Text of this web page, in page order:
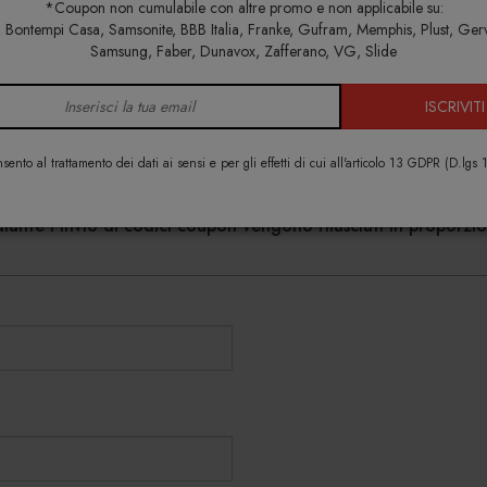
*Coupon non cumulabile con altre promo e non applicabile su:
Casa, Samsonite, BBB Italia, Franke, Gufram, Memphis, Plust,
Samsung, Faber, Dunavox, Zafferano, VG, Slide
ISCRIVITI
al trattamento dei dati ai sensi e per gli effetti di cui all'articolo 13 GDPR (D.lgs
Richiedi info e un'offerta personalizzata per te Dew lampada a
e la tua offerta personalizzata
maggiori informazioni su colori, materiali e disponibilità.
l'invio di codici coupon vengono rilasciati in